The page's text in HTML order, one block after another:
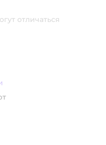
отличаться